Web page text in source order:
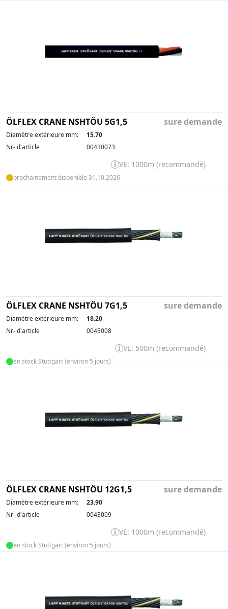
ÖLFLEX CRANE NSHTÖU 5G1,5 sure demande
Diamètre extérieure mm:
15.70
Nr- d'article
00430073
VE: 1000m (recommandé)
prochainement disponible 31.10.2026
ÖLFLEX CRANE NSHTÖU 7G1,5 sure demande
Diamètre extérieure mm:
18.20
Nr- d'article
0043008
VE: 500m (recommandé)
en stock Stuttgart (environ 5 jours)
ÖLFLEX CRANE NSHTÖU 12G1,5 sure demande
Diamètre extérieure mm:
23.90
Nr- d'article
0043009
VE: 1000m (recommandé)
en stock Stuttgart (environ 5 jours)